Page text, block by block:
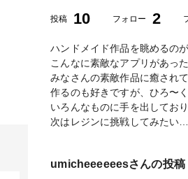
投稿 10 フォロー 2
ハンドメイド作品を眺めるの
こんなに素敵なアプリがあっ
みなさんの素敵作品に癒され
作るのも好きですが、ひろ〜
いろんなものに手を出してお
次はレジンに挑戦してみた
umicheeeeeesさんの投稿